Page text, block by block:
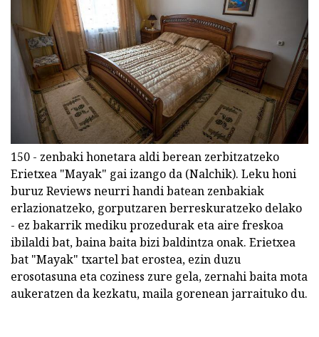
150 - zenbaki honetara aldi berean zerbitzatzeko
Erietxea "Mayak" gai izango da (Nalchik). Leku honi
buruz Reviews neurri handi batean zenbakiak
erlazionatzeko, gorputzaren berreskuratzeko delako
- ez bakarrik mediku prozedurak eta aire freskoa
ibilaldi bat, baina baita bizi baldintza onak. Erietxea
bat "Mayak" txartel bat erostea, ezin duzu
erosotasuna eta coziness zure gela, zernahi baita mota
aukeratzen da kezkatu, maila gorenean jarraituko du.